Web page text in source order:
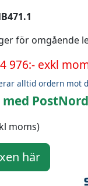
för omgående
976:- exkl
alltid ordern mot
moms)